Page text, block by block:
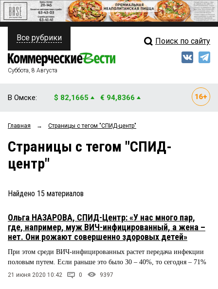
ПОЛИТИКА
ФИНАНСЫ
ОБЩЕСТВО
ЗАКОН
НОВОСТИ КОМПАНИЙ
ПРОИСШЕСТВИЯ
СТИЛЬ ЖИЗНИ
Свежий выпуск
Мнения
Рейтинги
Все рубрики Поиск по сайту
Суббота, 8 Августа
В Омске: $ 82,1665 € 94,8366
Главная → Страницы c тегом "СПИД-центр"
Страницы c тегом "СПИД-
центр"
Найдено 15 материалов
Ольга НАЗАРОВА, СПИД-Центр: «У нас много пар,
где, например, муж ВИЧ-инфицированный, а жена –
нет. Они рожают совершенно здоровых детей»
При этом среди ВИЧ-инфицированных растет передача инфекции
половым путем. Если раньше это было 30 – 40%, то сегодня – 71%
21 июня 2020 10:42 0 9397